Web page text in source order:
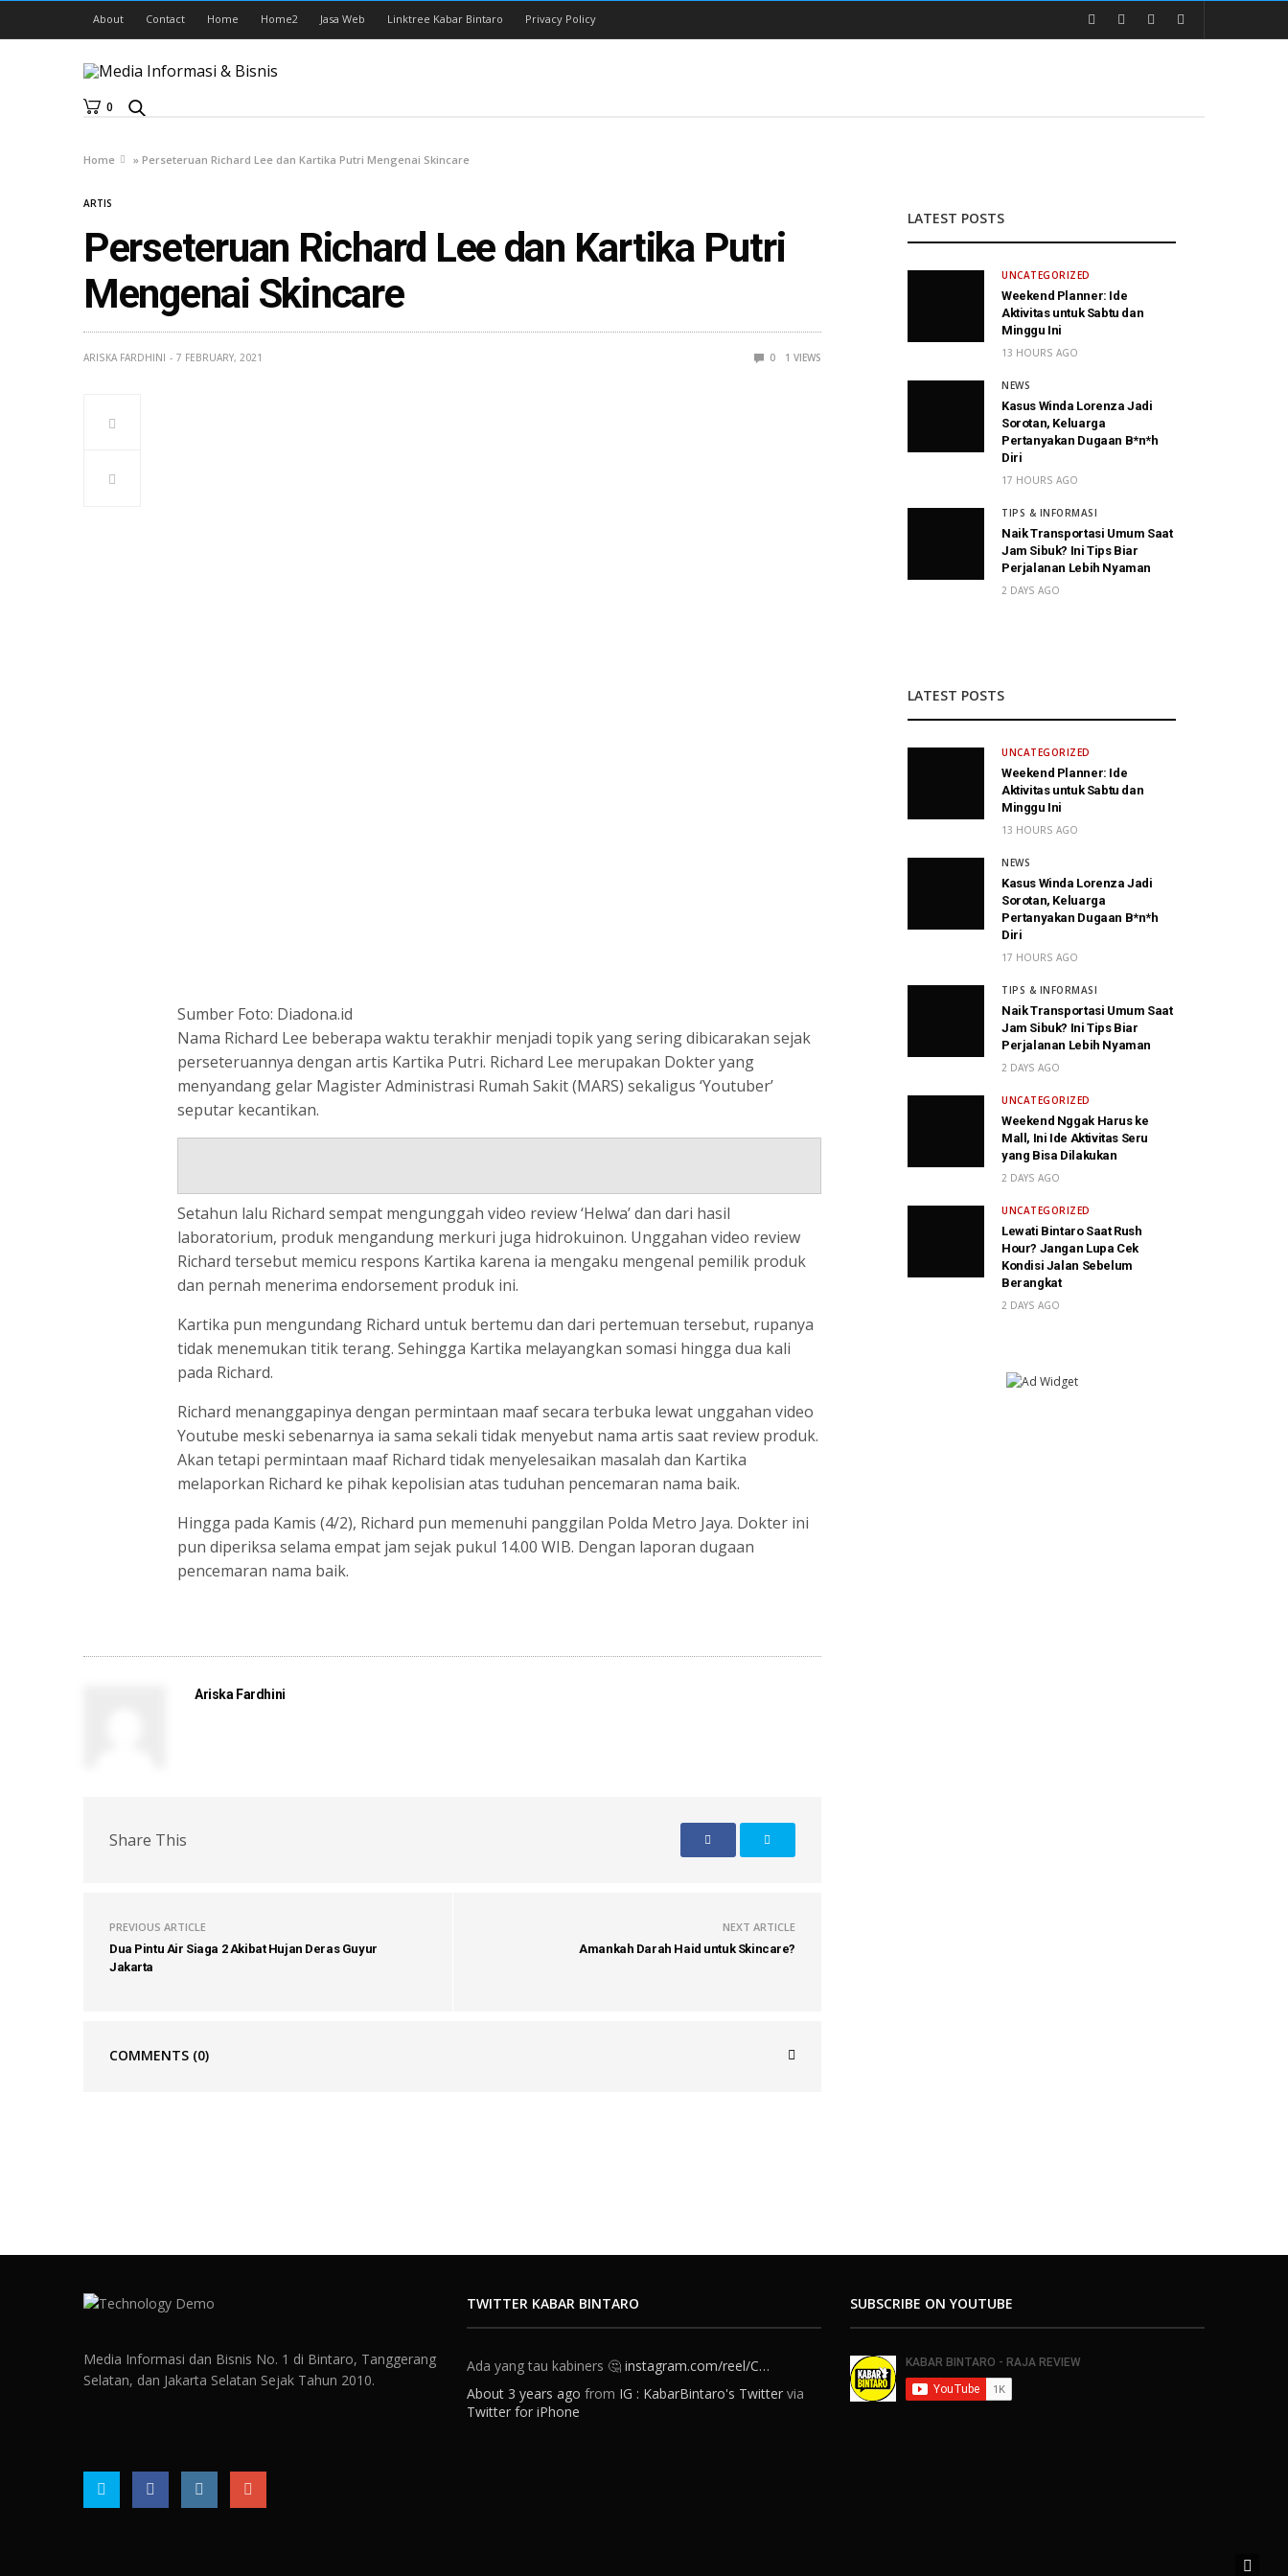
About Contact Home Home2 Jasa Web Linktree Kabar Bintaro Privacy Policy
0
Home »Perseteruan Richard Lee dan Kartika Putri Mengenai Skincare
ARTIS
Perseteruan Richard Lee dan Kartika Putri
Mengenai Skincare
ARISKA FARDHINI 7 FEBRUARY, 2021 0 1 VIEWS
Sumber Foto: Diadona.id
Nama Richard Lee beberapa waktu terakhir menjadi topik yang sering dibicarakan sejak
perseteruannya dengan artis Kartika Putri. Richard Lee merupakan Dokter yang
menyandang gelar Magister Administrasi Rumah Sakit (MARS) sekaligus ‘Youtuber’
seputar kecantikan.
Setahun lalu Richard sempat mengunggah video review ‘Helwa’ dan dari hasil
laboratorium, produk mengandung merkuri juga hidrokuinon. Unggahan video review
Richard tersebut memicu respons Kartika karena ia mengaku mengenal pemilik produk
dan pernah menerima endorsement produk ini.
Kartika pun mengundang Richard untuk bertemu dan dari pertemuan tersebut, rupanya
tidak menemukan titik terang. Sehingga Kartika melayangkan somasi hingga dua kali
pada Richard.
Richard menanggapinya dengan permintaan maaf secara terbuka lewat unggahan video
Youtube meski sebenarnya ia sama sekali tidak menyebut nama artis saat review produk.
Akan tetapi permintaan maaf Richard tidak menyelesaikan masalah dan Kartika
melaporkan Richard ke pihak kepolisian atas tuduhan pencemaran nama baik.
Hingga pada Kamis (4/2), Richard pun memenuhi panggilan Polda Metro Jaya. Dokter ini
pun diperiksa selama empat jam sejak pukul 14.00 WIB. Dengan laporan dugaan
pencemaran nama baik.
Ariska Fardhini
Share This
PREVIOUS ARTICLE
Dua Pintu Air Siaga 2 Akibat Hujan Deras Guyur
Jakarta
NEXT ARTICLE
Amankah Darah Haid untuk Skincare?
COMMENTS (0)
LATEST POSTS
UNCATEGORIZED
Weekend Planner: Ide
Aktivitas untuk Sabtu dan
Minggu Ini
13 HOURS AGO
NEWS
Kasus Winda Lorenza Jadi
Sorotan, Keluarga
Pertanyakan Dugaan B*n*h
Diri
17 HOURS AGO
TIPS & INFORMASI
Naik Transportasi Umum Saat
Jam Sibuk? Ini Tips Biar
Perjalanan Lebih Nyaman
2 DAYS AGO
LATEST POSTS
UNCATEGORIZED
Weekend Planner: Ide
Aktivitas untuk Sabtu dan
Minggu Ini
13 HOURS AGO
NEWS
Kasus Winda Lorenza Jadi
Sorotan, Keluarga
Pertanyakan Dugaan B*n*h
Diri
17 HOURS AGO
TIPS & INFORMASI
Naik Transportasi Umum Saat
Jam Sibuk? Ini Tips Biar
Perjalanan Lebih Nyaman
2 DAYS AGO
UNCATEGORIZED
Weekend Nggak Harus ke
Mall, Ini Ide Aktivitas Seru
yang Bisa Dilakukan
2 DAYS AGO
UNCATEGORIZED
Lewati Bintaro Saat Rush
Hour? Jangan Lupa Cek
Kondisi Jalan Sebelum
Berangkat
2 DAYS AGO
Media Informasi dan Bisnis No. 1 di Bintaro, Tanggerang
Selatan, dan Jakarta Selatan Sejak Tahun 2010.
TWITTER KABAR BINTARO
Ada yang tau kabiners 🤔instagram.com/reel/C…
About 3 years ago from IG : KabarBintaro's Twitter via
Twitter for iPhone
SUBSCRIBE ON YOUTUBE